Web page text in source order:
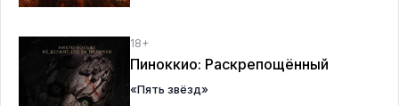
18+
Пиноккио: Раскрепощённый
«Пять звёзд»